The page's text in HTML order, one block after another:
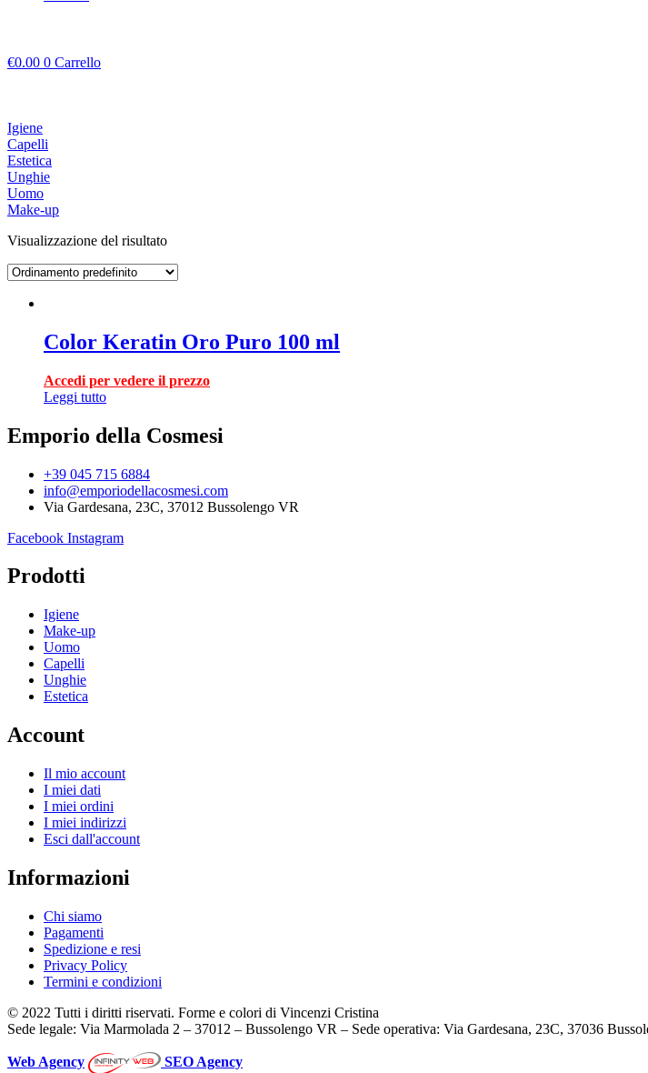
€0.00 0 Carrello
Igiene
Capelli
Estetica
Unghie
Uomo
Make-up
Visualizzazione del risultato
Color Keratin Oro Puro 100 ml
Accedi per vedere il prezzo
Leggi tutto
Emporio della Cosmesi
+39 045 715 6884
info@emporiodellacosmesi.com
Via Gardesana, 23C, 37012 Bussolengo VR
Facebook Instagram
Prodotti
Igiene
Make-up
Uomo
Capelli
Unghie
Estetica
Account
Il mio account
I miei dati
I miei ordini
I miei indirizzi
Esci dall'account
Informazioni
Chi siamo
Pagamenti
Spedizione e resi
Privacy Policy
Termini e condizioni
© 2022 Tutti i diritti riservati. Forme e colori di Vincenzi Cristina
Sede legale: Via Marmolada 2 – 37012 – Bussolengo VR – Sede operativa: Via Gardesana, 23C, 37036
Web Agency
SEO Agency